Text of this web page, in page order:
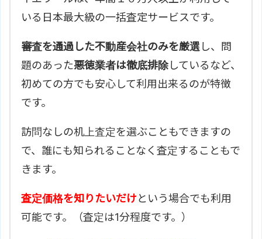
いる日本最大級の一括査定サービスです。
審査を通過した不動産会社のみを厳選 し、問
題のあった悪徳業者は徹底排除しているなど、
初めての方でも安心して利用出来るのが特徴
です。
訪問なしの机上査定を選ぶこともできますの
で、誰にも知られることなく査定することもで
きます。
査定価格を知りたいだけという場合でも利用
可能です。（査定は1分程度です。）